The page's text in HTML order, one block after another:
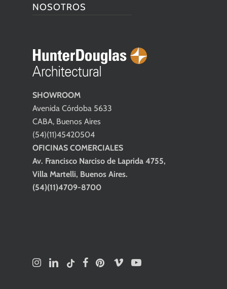
SHOWROOM
Avenida Córdoba 5633
CABA, Buenos Aires
(54)(11)45420504
OFICINAS COMERCIALES
Av. Francisco Narciso de Laprida 4755,
Villa Martelli, Buenos Aires.
(54)(11)4709-8700
NOSOTROS